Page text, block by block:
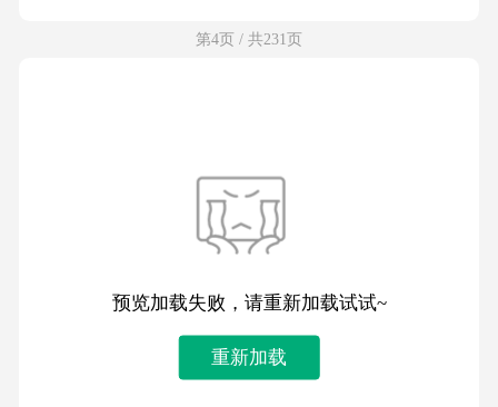
第4页 / 共231页
预览加载失败，请重新加载试试~
重新加载